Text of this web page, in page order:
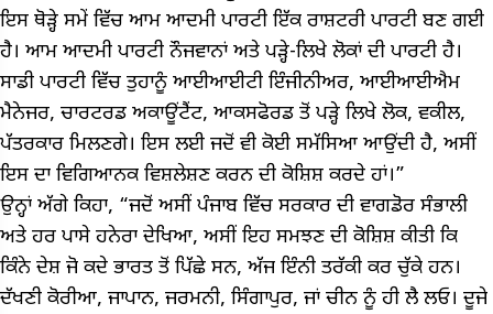
ਇਸ ਥੋੜ੍ਹੇ ਸਮੇਂ ਵਿੱਚ ਆਮ ਆਦਮੀ ਪਾਰਟੀ ਇੱਕ ਰਾਸ਼ਟਰੀ ਪਾਰਟੀ ਬਣ ਗਈ
ਹੈ। ਆਮ ਆਦਮੀ ਪਾਰਟੀ ਨੌਜਵਾਨਾਂ ਅਤੇ ਪੜ੍ਹੇ-ਲਿਖੇ ਲੋਕਾਂ ਦੀ ਪਾਰਟੀ ਹੈ।
ਸਾਡੀ ਪਾਰਟੀ ਵਿੱਚ ਤੁਹਾਨੂੰ ਆਈਆਈਟੀ ਇੰਜੀਨੀਅਰ, ਆਈਆਈਐਮ
ਮੈਨੇਜਰ, ਚਾਰਟਰਡ ਅਕਾਊਂਟੈਂਟ, ਆਕਸਫੋਰਡ ਤੋਂ ਪੜ੍ਹੇ ਲਿਖੇ ਲੋਕ, ਵਕੀਲ,
ਪੱਤਰਕਾਰ ਮਿਲਣਗੇ। ਇਸ ਲਈ ਜਦੋਂ ਵੀ ਕੋਈ ਸਮੱਸਿਆ ਆਉਂਦੀ ਹੈ, ਅਸੀਂ
ਇਸ ਦਾ ਵਿਗਿਆਨਕ ਵਿਸ਼ਲੇਸ਼ਣ ਕਰਨ ਦੀ ਕੋਸ਼ਿਸ਼ ਕਰਦੇ ਹਾਂ।”
ਉਨ੍ਹਾਂ ਅੱਗੇ ਕਿਹਾ, “ਜਦੋਂ ਅਸੀਂ ਪੰਜਾਬ ਵਿੱਚ ਸਰਕਾਰ ਦੀ ਵਾਗਡੋਰ ਸੰਭਾਲੀ
ਅਤੇ ਹਰ ਪਾਸੇ ਹਨੇਰਾ ਦੇਖਿਆ, ਅਸੀਂ ਇਹ ਸਮਝਣ ਦੀ ਕੋਸ਼ਿਸ਼ ਕੀਤੀ ਕਿ
ਕਿੰਨੇ ਦੇਸ਼ ਜੋ ਕਦੇ ਭਾਰਤ ਤੋਂ ਪਿੱਛੇ ਸਨ, ਅੱਜ ਇੰਨੀ ਤਰੱਕੀ ਕਰ ਚੁੱਕੇ ਹਨ।
ਦੱਖਣੀ ਕੋਰੀਆ, ਜਾਪਾਨ, ਜਰਮਨੀ, ਸਿੰਗਾਪੁਰ, ਜਾਂ ਚੀਨ ਨੂੰ ਹੀ ਲੈ ਲਓ। ਦੂਜੇ